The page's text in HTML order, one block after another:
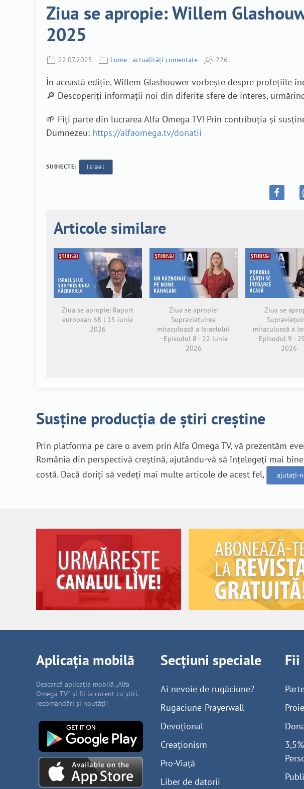
Ziua se apropie: Willem
2025
22.07.2025 Lume - actualități comentate 226
În această ediție, Willem Glashouwer vorbește despre profețiile
🔎 Descoperiți informații noi din diferite sfere de interes,
🌱 Fiți parte din lucrarea Alfa Omega TV! Prin contribuția și
Dumnezeu: https://alfaomega.tv/donatii
SUBIECTE: Israel
Articole similare
Ziua se apropie: Raport
european 68 l 15 iunie
2026
Ziua se apropie:
Supraviețuirea
miraculoasă a Israelului
- Episodul 8 - 22 iunie
2026
Ziua se
miraculoasă a
- Episodul 9 -
2026
Susține producția de știri creștine
Prin platforma pe care o avem prin Alfa Omega TV, vă prezentăm
România din perspectivă creștină, ajutându-vă să înțelegeți mai
costă. Dacă doriți să vedeți mai multe articole de acest fel,
ajutați-
Aplicația mobilă
Descarcă aplicația mobilă „Alfa
Omega TV” și fii la curent cu știri,
recomandări și noutăți!
Secțiuni speciale
Ai nevoie de rugăciune?
Rugaciune-Prayerwall
Devoțional
Creaționism
Pro-Viață
Liber de datorii
Fii